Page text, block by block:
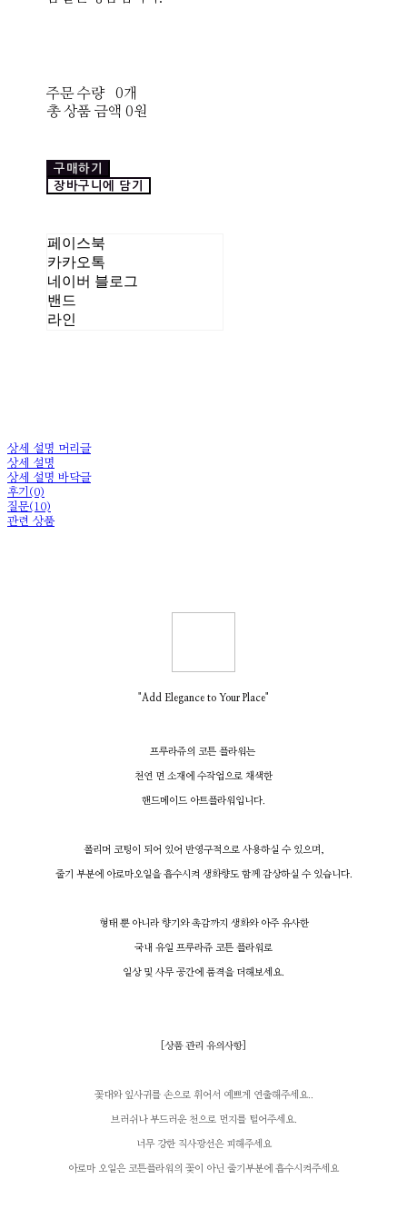
주문 수량
0개
총 상품 금액 0원
구매하기
장바구니에 담기
페이스북
카카오톡
네이버 블로그
밴드
라인
상세 설명 머리글
상세 설명
상세 설명 바닥글
후기(0)
질문(10)
관련 상품
"Add Elegance to Your Place"
프루라쥬의 코튼 플라워는
천연 면 소재에 수작업으로 채색한
핸드메이드 아트플라워입니다.
폴리머 코팅이 되어 있어 반영구적으로 사용하실 수 있으며,
줄기 부분에 아로마오일을 흡수시켜 생화향도 함께 감상하실 수 있습니다.
형태 뿐 아니라 향기와 촉감까지 생화와 아주 유사한
국내 유일 프루라쥬 코튼 플라워로
일상 및 사무 공간에 품격을 더해보세요.
상품 관리 유의사항
꽃대와 잎사귀를 손으로 휘어서 예쁘게 연출해주세요..
브러쉬나 부드러운 천으로 먼지를 털어주세요.
너무 강한 직사광선은 피해주세요
아로마 오일은 코튼플라워의 꽃이 아닌 줄기부분에 흡수시켜주세요